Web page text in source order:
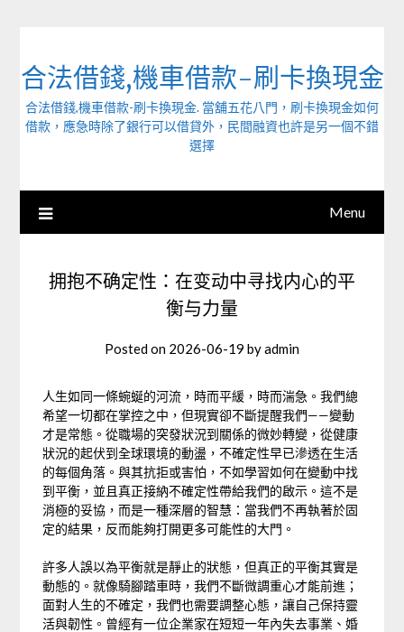
合法借錢,機車借款-刷卡換現金
合法借錢,機車借款-刷卡換現金. 當舖五花八門，刷卡換現金如何
借款，應急時除了銀行可以借貸外，民間融資也許是另一個不錯
選擇
Menu
拥抱不确定性：在变动中寻找内心的平
衡与力量
Posted on 2026-06-19 byadmin
人生如同一條蜿蜒的河流，時而平緩，時而湍急。我們總
希望一切都在掌控之中，但現實卻不斷提醒我們——變動
才是常態。從職場的突發狀況到關係的微妙轉變，從健康
狀況的起伏到全球環境的動盪，不確定性早已滲透在生活
的每個角落。與其抗拒或害怕，不如學習如何在變動中找
到平衡，並且真正接納不確定性帶給我們的啟示。這不是
消極的妥協，而是一種深層的智慧：當我們不再執著於固
定的結果，反而能夠打開更多可能性的大門。
許多人誤以為平衡就是靜止的狀態，但真正的平衡其實是
動態的。就像騎腳踏車時，我們不斷微調重心才能前進；
面對人生的不確定，我們也需要調整心態，讓自己保持靈
活與韌性。曾經有一位企業家在短短一年內失去事業、婚